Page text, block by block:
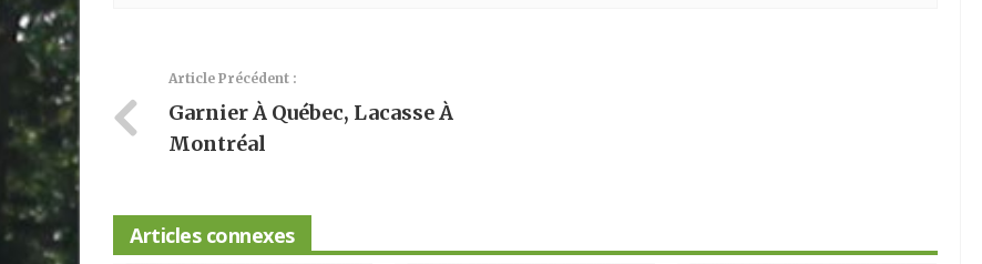
Article Précédent :
Garnier À Québec, Lacasse À
Montréal
Articles connexes